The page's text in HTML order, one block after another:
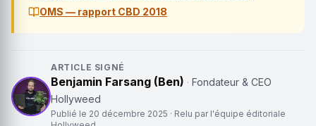
OMS — rapport CBD 2018
ARTICLE SIGNÉ
Benjamin Farsang (Ben) · Fondateur & CEO
Hollyweed
Publié le 20 décembre 2025 · Relu par l'équipe éditoriale